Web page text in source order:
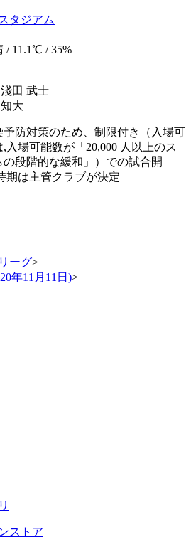
タジアム
/ 11.1℃ / 35%
田 武士
大
防対策のため、制限付き（入場可
入場可能数が「20,000 人以上のス
段階的な緩和」）での試合開
は主管クラブが決定
ーグ>
年11月11日)>
ストア